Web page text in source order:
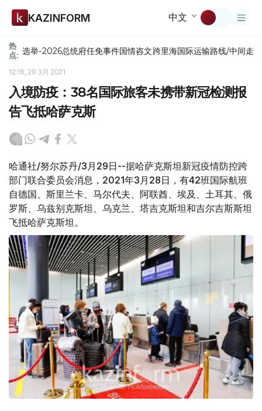
KAZINFORM 中文
热
点: 选举-2026总统府任免事件国情咨文跨里海国际运输路线/中间走廊
12:16, 29 3月 2021
入境防疫：38名国际旅客未携带新冠检测报
告飞抵哈萨克斯
哈通社/努尔苏丹/3月29日--据哈萨克斯坦新冠疫情防控跨
部门联合委员会消息，2021年3月28日，有42班国际航班
自德国、斯里兰卡、马尔代夫、阿联酋、埃及、土耳其、俄
罗斯、乌兹别克斯坦、乌克兰、塔吉克斯坦和吉尔吉斯斯坦
飞抵哈萨克斯坦。